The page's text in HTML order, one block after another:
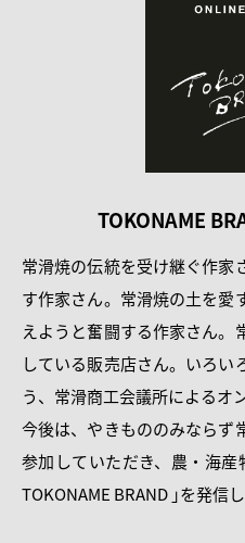
TOKONAME
常滑焼の伝統を受け継ぐ作家
す作家さん。常滑焼の土を愛
えようと奮闘する作家さん。
している販売店さん。いろ
う、常滑商工会議所によるオ
今後は、やきもののみならず
参加していただき、農・海
TOKONAME BRAND ｣を発信